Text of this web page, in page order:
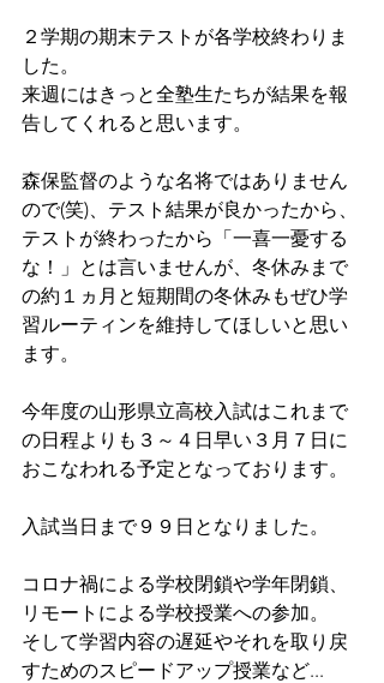
２学期の期末テストが各学校終わりま
した。
来週にはきっと全塾生たちが結果を報
告してくれると思います。
森保監督のような名将ではありません
ので(笑)、テスト結果が良かったから、
テストが終わったから「一喜一憂する
な！」とは言いませんが、冬休みまで
の約１ヵ月と短期間の冬休みもぜひ学
習ルーティンを維持してほしいと思い
ます。
今年度の山形県立高校入試はこれまで
の日程よりも３～４日早い３月７日に
おこなわれる予定となっております。
入試当日まで９９日となりました。
コロナ禍による学校閉鎖や学年閉鎖、
リモートによる学校授業への参加。
そして学習内容の遅延やそれを取り戻
すためのスピードアップ授業など...